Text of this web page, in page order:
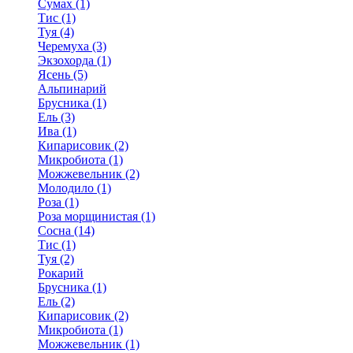
Сумах (1)
Тис (1)
Туя (4)
Черемуха (3)
Экзохорда (1)
Ясень (5)
Альпинарий
Брусника (1)
Ель (3)
Ива (1)
Кипарисовик (2)
Микробиота (1)
Можжевельник (2)
Молодило (1)
Роза (1)
Роза морщинистая (1)
Сосна (14)
Тис (1)
Туя (2)
Рокарий
Брусника (1)
Ель (2)
Кипарисовик (2)
Микробиота (1)
Можжевельник (1)